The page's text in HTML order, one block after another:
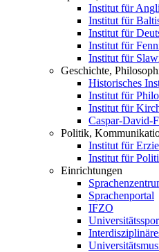
Institut für
Institut für
Institut für
Institut für
Institut für
Geschichte,
Historisches
Institut für
Institut für
Caspar-David-
Politik,
Institut für
Institut für
Einrichtungen
Sprachenportal
IFZO